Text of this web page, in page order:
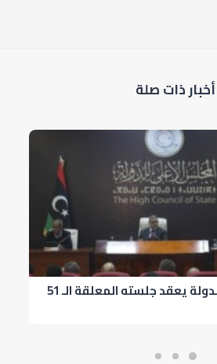
أخبار ذات صلة
يعقد جلسته المعلقة الـ 51